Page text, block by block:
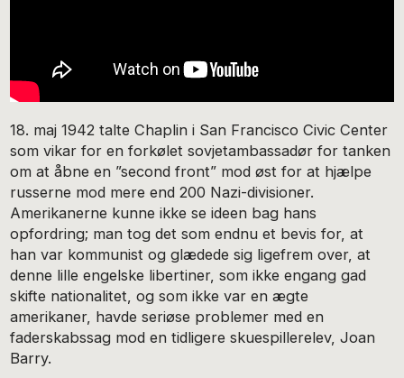
18. maj 1942 talte Chaplin i San Francisco Civic Center
som vikar for en forkølet sovjetambassadør for tanken
om at åbne en ”second front” mod øst for at hjælpe
russerne mod mere end 200 Nazi-divisioner.
Amerikanerne kunne ikke se ideen bag hans
opfordring; man tog det som endnu et bevis for, at
han var kommunist og glædede sig ligefrem over, at
denne lille engelske libertiner, som ikke engang gad
skifte nationalitet, og som ikke var en ægte
amerikaner, havde seriøse problemer med en
faderskabssag mod en tidligere skuespillerelev, Joan
Barry.